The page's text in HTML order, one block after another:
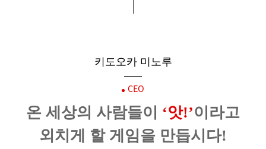
키도오카 미노루
CEO
온 세상의 사람들이 ‘앗!’이라고
외치게 할 게임을 만듭시다!